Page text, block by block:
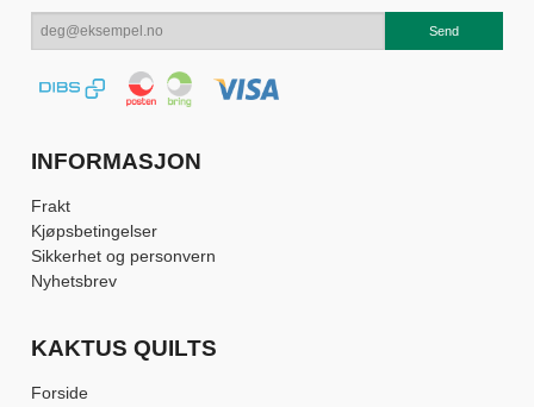
INFORMASJON
Frakt
Kjøpsbetingelser
Sikkerhet og personvern
Nyhetsbrev
KAKTUS QUILTS
Forside